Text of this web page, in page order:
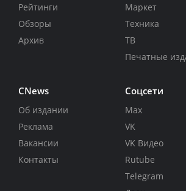
Рейтинги
Обзоры
Архив
Маркет
Техника
ТВ
Печатные
CNews
Об издании
Реклама
Вакансии
Контакты
Соцсети
Max
VK
VK Видео
Rutube
Telegram